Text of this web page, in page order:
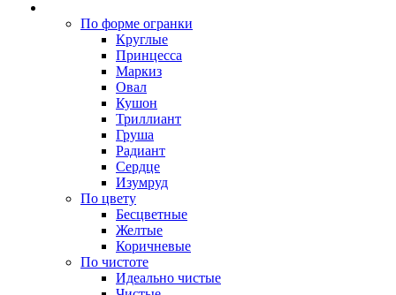
По форме огранки
Круглые
Принцесса
Маркиз
Овал
Кушон
Триллиант
Груша
Радиант
Сердце
Изумруд
По цвету
Бесцветные
Желтые
Коричневые
По чистоте
Идеально чистые